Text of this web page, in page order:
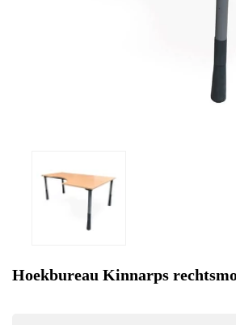
Hoekbureau Kinnarps